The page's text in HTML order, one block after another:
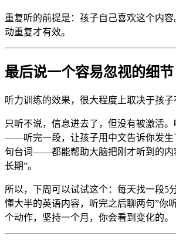
重复听的前提是：孩子自己喜欢这个内
动重复才有效。
最后说一个容易忽视的细节
听力训练的效果，很大程度上取决于孩子
只听不说，信息进去了，但没有被激活
——听完一段，让孩子用中文告诉你发生
句台词——都能帮助大脑把刚才听到的内
长期”。
所以，下周可以试试这个：每天找一段5
懂大半的英语内容，听完之后聊两句”你
个动作，坚持一个月，你会看到变化的。